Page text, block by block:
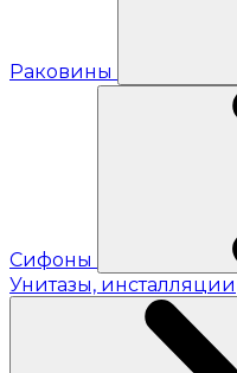
Раковины
Сифоны
Унитазы, инсталляции